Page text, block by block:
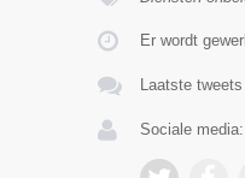
Er wordt
Laatste tweets
Sociale media: